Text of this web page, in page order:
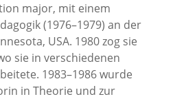
major, mit einem
(1976–1979) an der
USA. 1980 zog sie
sie in verschiedenen
1983–1986 wurde
in Theorie und zur